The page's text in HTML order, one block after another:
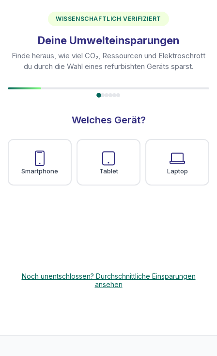
WISSENSCHAFTLICH VERIFIZIERT
Deine Umwelteinsparungen
Finde heraus, wie viel CO₂, Ressourcen und Elektroschrott
du durch die Wahl eines refurbishten Geräts sparst.
Welches Gerät?
Smartphone Tablet Laptop
Noch unentschlossen? Durchschnittliche Einsparungen
ansehen